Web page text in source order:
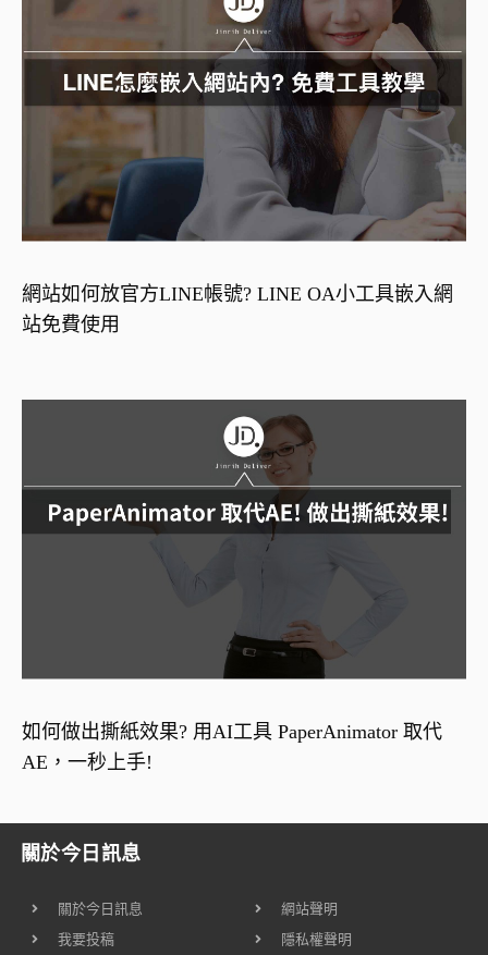
網站如何放官方LINE帳號? LINE OA小工具嵌入網
站免費使用
如何做出撕紙效果? 用AI工具 PaperAnimator 取代
AE，一秒上手!
關於今日訊息
關於今日訊息
我要投稿
網站聲明
隱私權聲明